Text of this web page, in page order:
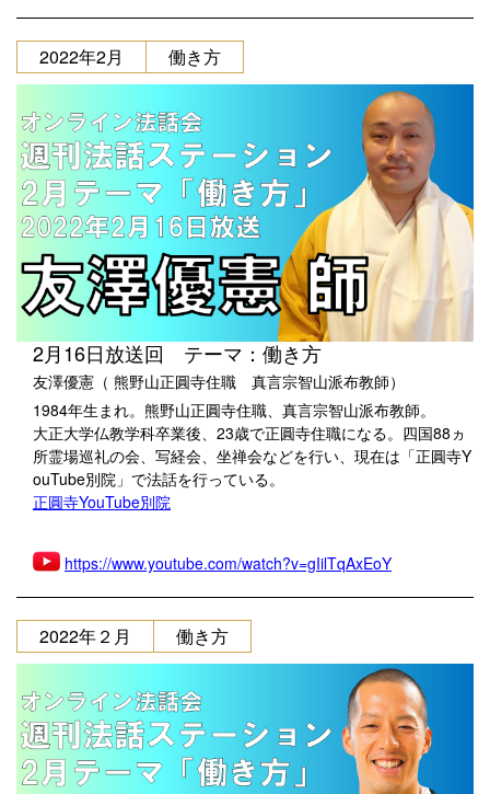
2022年2月 働き方
2月16日放送回 テーマ：働き方
友澤優憲（ 熊野山正圓寺住職 真言宗智山派布教師）
1984年生まれ。熊野山正圓寺住職、真言宗智山派布教師。
大正大学仏教学科卒業後、23歳で正圓寺住職になる。四国88ヵ
所霊場巡礼の会、写経会、坐禅会などを行い、現在は「正圓寺Y
ouTube別院」で法話を行っている。
正圓寺YouTube別院
https://www.youtube.com/watch?v=gIilTqAxEoY
2022年２月 働き方